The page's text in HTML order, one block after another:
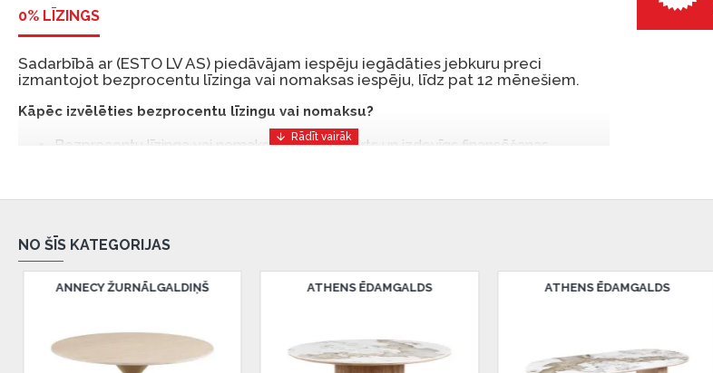
0% LĪZINGS
Sadarbībā ar (ESTO LV AS) piedāvājam iespēju iegādāties jebkuru preci
izmantojot bezprocentu līzinga vai nomaksas iespēju, līdz pat 12 mēnešiem.
Kāpēc izvēlēties bezprocentu līzingu vai nomaksu?
Bezprocentu līzinga vai nomaksas iespēja ir ērts un izdevīgs finansēšanas
Ar ESTO iegūstiet bezprocentu līzinga vai nomaksas priekšrocības bez pirmās
Piemērs: Preces cena 300 €, termiņš: 12 mēneši, pirmā iemaksa: 0 €, ikmēneša
maksājums: 25 €, kopējā pārmaksa: 0 €.
Dokumentu prasības:
NO ŠĪS KATEGORIJAS
ATHENS ĒDAMGALDS BONITA SĀNU GALDS BONN ŽURNĀLGALDIŅŠ